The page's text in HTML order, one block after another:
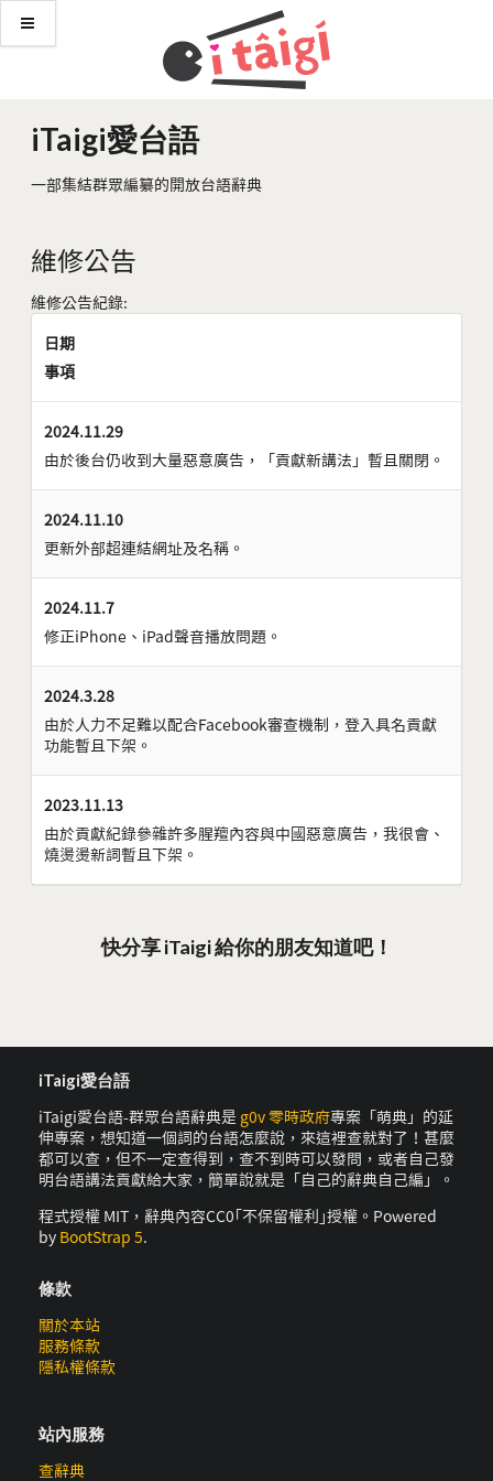
iTaigi愛台語
一部集結群眾編纂的開放台語辭典
維修公告
維修公告紀錄:
日期
事項
2024.11.29
由於後台仍收到大量惡意廣告，「貢獻新講法」暫且關閉。
2024.11.10
更新外部超連結網址及名稱。
2024.11.7
修正iPhone、iPad聲音播放問題。
2024.3.28
由於人力不足難以配合Facebook審查機制，登入具名貢獻
功能暫且下架。
2023.11.13
由於貢獻紀錄參雜許多腥羶內容與中國惡意廣告，我很會、
燒燙燙新詞暫且下架。
快分享 iTaigi 給你的朋友知道吧！
iTaigi愛台語
iTaigi愛台語-群眾台語辭典是 g0v 零時政府專案「萌典」的延
伸專案，想知道一個詞的台語怎麼說，來這裡查就對了！甚麼
都可以查，但不一定查得到，查不到時可以發問，或者自己發
明台語講法貢獻給大家，簡單說就是「自己的辭典自己編」。
程式授權 MIT，辭典內容CC0｢不保留權利｣授權。Powered
by BootStrap 5.
條款
關於本站
服務條款
隱私權條款
站內服務
查辭典